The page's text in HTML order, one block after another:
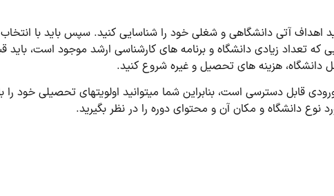
اهداف آتی دانشگاهی و شغلی خود را شناسایی کنید. سپس باید با انتخاب
که تعداد زیادی دانشگاه و برنامه ­های کارشناسی ارشد موجود است، باید
دانشگاه، هزینه ­های تحصیل و غیره شروع کنید.
قابل دسترسی است، بنابراین شما می­توانید اولویت­های تحصیلی خود را
نوع دانشگاه و مکان آن و محتوای دوره را در نظر بگیرید.